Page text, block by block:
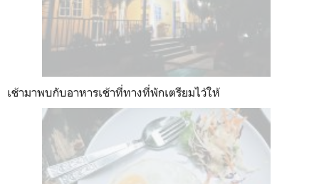
เช้ามาพบกับอาหารเช้าที่ทางที่พักเตรียมไว้ให้